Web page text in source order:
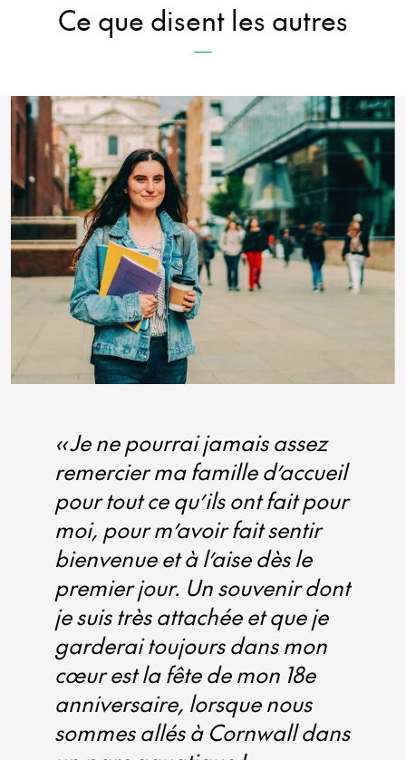
Ce que disent les autres
« Je ne pourrai jamais assez
remercier ma famille d’accueil
pour tout ce qu’ils ont fait pour
moi, pour m’avoir fait sentir
bienvenue et à l’aise dès le
premier jour. Un souvenir dont
je suis très attachée et que je
garderai toujours dans mon
cœur est la fête de mon 18e
anniversaire, lorsque nous
sommes allés à Cornwall dans